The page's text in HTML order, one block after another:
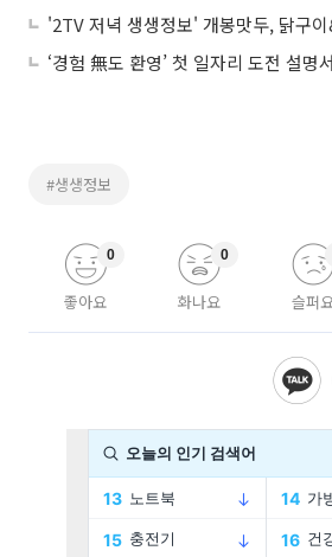
‘경험 無도 환영’ 첫 일자리 도전 설명서
#생생정보
좋아요
0
화나요
0
슬퍼